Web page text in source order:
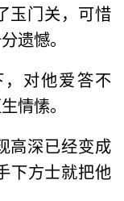
玉门关，可惜
遗憾。
对他爱答不
情愫。
高深已经变成
下方士就把他